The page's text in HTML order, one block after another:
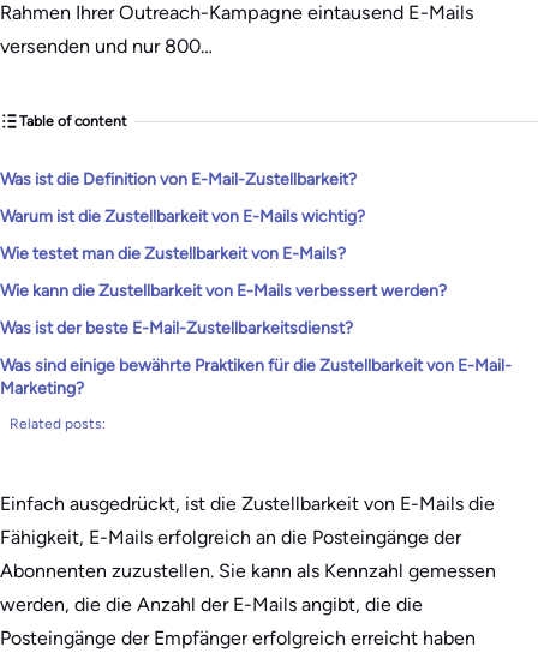
Rahmen Ihrer Outreach-Kampagne eintausend E-Mails
versenden und nur 800…
Table of content
Was ist die Definition von E-Mail-Zustellbarkeit?
Warum ist die Zustellbarkeit von E-Mails wichtig?
Wie testet man die Zustellbarkeit von E-Mails?
Wie kann die Zustellbarkeit von E-Mails verbessert werden?
Was ist der beste E-Mail-Zustellbarkeitsdienst?
Was sind einige bewährte Praktiken für die Zustellbarkeit von E-Mail-
Marketing?
Related posts:
Einfach ausgedrückt, ist die Zustellbarkeit von E-Mails die
Fähigkeit, E-Mails erfolgreich an die Posteingänge der
Abonnenten zuzustellen. Sie kann als Kennzahl gemessen
werden, die die Anzahl der E-Mails angibt, die die
Posteingänge der Empfänger erfolgreich erreicht haben